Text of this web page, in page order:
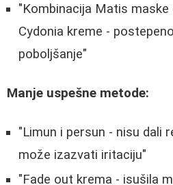
"Kombinacija Matis maske
Cydonia kreme -
poboljšanje"
Manje uspešne metode:
"Limun i persun - nisu dali
može izazvati iritaciju"
"Fade out krema - isušila